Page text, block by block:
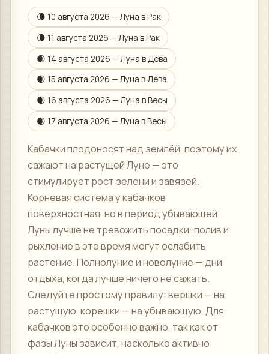
🌘 10 августа 2026 — Луна вРак
🌘 11 августа 2026 — Луна вРак
🌒 14 августа 2026 — Луна вДева
🌒 15 августа 2026 — Луна вДева
🌒 16 августа 2026 — Луна вВесы
🌒 17 августа 2026 — Луна вВесы
Кабачки плодоносят над землёй, поэтому их
сажают на растущей Луне — это
стимулирует рост зелени и завязей.
Корневая система у кабачков
поверхностная, но в период убывающей
Луны лучше не тревожить посадки: полив и
рыхление в это время могут ослабить
растение. Полнолуние и новолуние — дни
отдыха, когда лучше ничего не сажать.
Следуйте простому правилу: вершки — на
растущую, корешки — на убывающую. Для
кабачков это особенно важно, так как от
фазы Луны зависит, насколько активно